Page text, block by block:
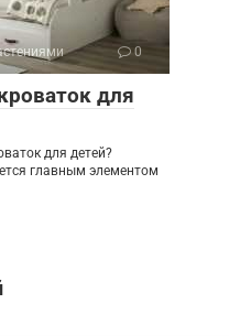
0
для
для детей?
главным элементом